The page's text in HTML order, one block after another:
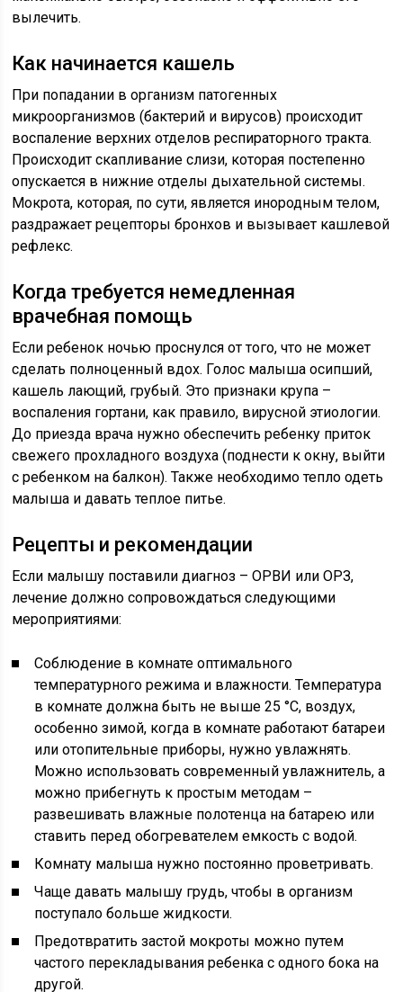
вылечить.
Как начинается кашель
При попадании в организм патогенных
микроорганизмов (бактерий и вирусов) происходит
воспаление верхних отделов респираторного тракта.
Происходит скапливание слизи, которая постепенно
опускается в нижние отделы дыхательной системы.
Мокрота, которая, по сути, является инородным телом,
раздражает рецепторы бронхов и вызывает кашлевой
рефлекс.
Когда требуется немедленная
врачебная помощь
Если ребенок ночью проснулся от того, что не может
сделать полноценный вдох. Голос малыша осипший,
кашель лающий, грубый. Это признаки крупа –
воспаления гортани, как правило, вирусной этиологии.
До приезда врача нужно обеспечить ребенку приток
свежего прохладного воздуха (поднести к окну, выйти
с ребенком на балкон). Также необходимо тепло одеть
малыша и давать теплое питье.
Рецепты и рекомендации
Если малышу поставили диагноз – ОРВИ или ОРЗ,
лечение должно сопровождаться следующими
мероприятиями:
Соблюдение в комнате оптимального
температурного режима и влажности. Температура
в комнате должна быть не выше 25 °С, воздух,
особенно зимой, когда в комнате работают батареи
или отопительные приборы, нужно увлажнять.
Можно использовать современный увлажнитель, а
можно прибегнуть к простым методам –
развешивать влажные полотенца на батарею или
ставить перед обогревателем емкость с водой.
Комнату малыша нужно постоянно проветривать.
Чаще давать малышу грудь, чтобы в организм
поступало больше жидкости.
Предотвратить застой мокроты можно путем
частого перекладывания ребенка с одного бока на
другой.